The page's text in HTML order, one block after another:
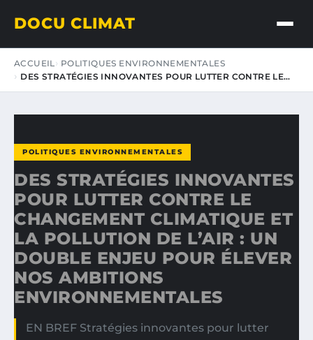
DOCU CLIMAT
ACCUEIL
POLITIQUES ENVIRONNEMENTALES
DES STRATÉGIES INNOVANTES POUR LUTTER CONTRE LE…
POLITIQUES ENVIRONNEMENTALES
DES STRATÉGIES INNOVANTES
POUR LUTTER CONTRE LE
CHANGEMENT CLIMATIQUE ET
LA POLLUTION DE L’AIR : UN
DOUBLE ENJEU POUR ÉLEVER
NOS AMBITIONS
ENVIRONNEMENTALES
EN BREF Stratégies innovantes pour lutter